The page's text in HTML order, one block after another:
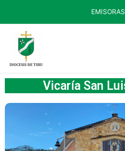
EMISORAS
Vicaría San